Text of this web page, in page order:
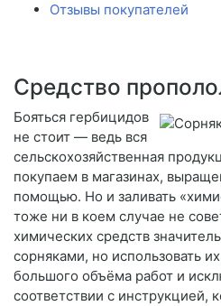
Отзывы покупателей
Средство
Бояться гербицидов
не стоит — ведь вся
сельскохозяйственная
покупаем в магазинах,
помощью. Но и заливать
тоже ни в коем случае не
химических средств
сорняками, но использовать
большого объёма работ и
соответствии с инструкцией,